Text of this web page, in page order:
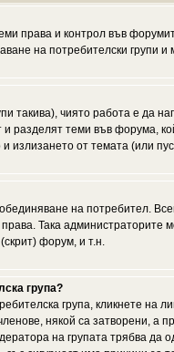
права и контрол във
на потребителски групи
такива), чиято работа е да
и разделят теми във форума,
излизането от темата (или
на потребител.
Така
форум, и т.н.
група?
група, кликнете на
някой са затворени, а
на групата трябва